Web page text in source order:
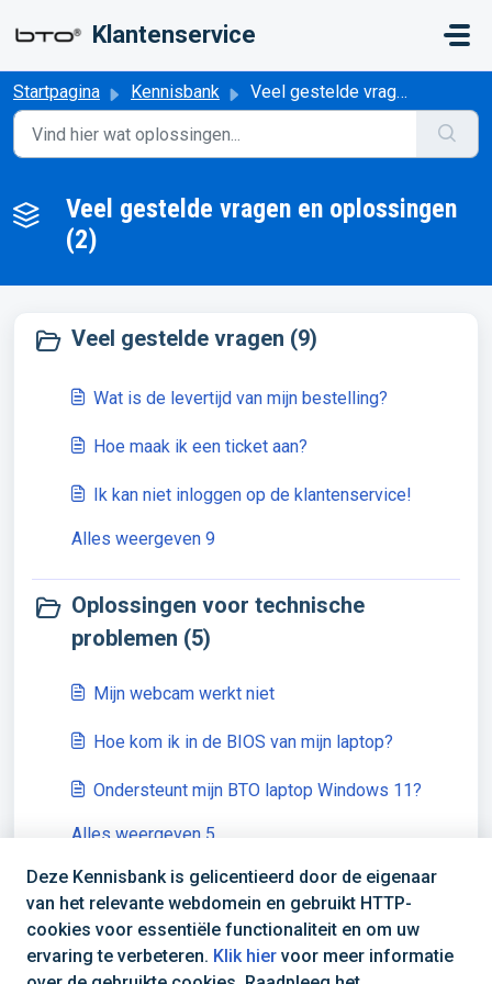
Klantenservice
Startpagina Kennisbank Veel gestelde vragen en oplossingen
Veel gestelde vragen en oplossingen
(2)
Veel gestelde vragen (9)
Wat is de levertijd van mijn bestelling?
Hoe maak ik een ticket aan?
Ik kan niet inloggen op de klantenservice!
Alles weergeven 9
Oplossingen voor technische
problemen (5)
Mijn webcam werkt niet
Hoe kom ik in de BIOS van mijn laptop?
Ondersteunt mijn BTO laptop Windows 11?
Alles weergeven 5
Deze Kennisbank is gelicentieerd door de eigenaar
van het relevante webdomein en gebruikt HTTP-
cookies voor essentiële functionaliteit en om uw
ervaring te verbeteren. Klik hier voor meer informatie